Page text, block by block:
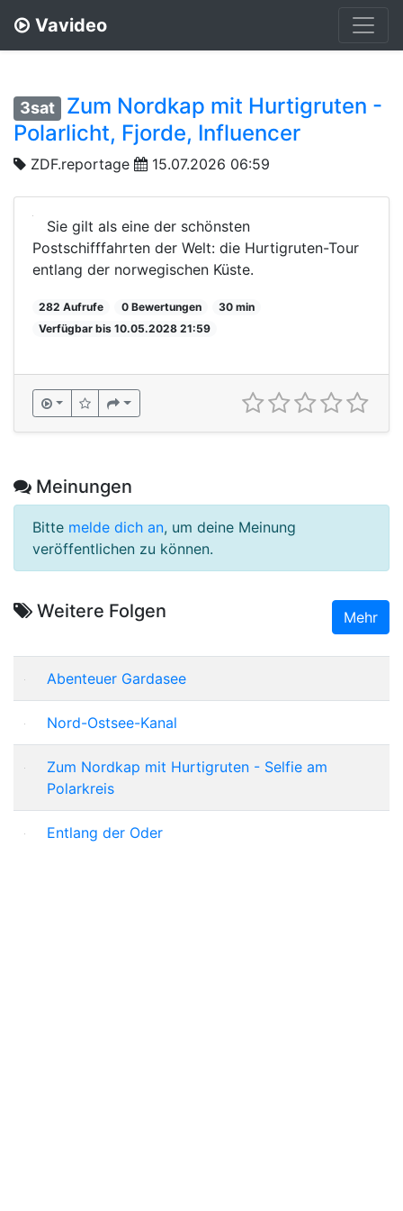
Vavideo
3sat
Zum Nordkap mit Hurtigruten -
Polarlicht, Fjorde, Influencer
ZDF.reportage 15.07.2026 06:59
Sie gilt als eine der schönsten
Postschifffahrten der Welt: die Hurtigruten-Tour
entlang der norwegischen Küste.
282 Aufrufe 0 Bewertungen
30 min
Verfügbar bis 10.05.2028 21:59
Meinungen
Bitte melde dich an, um deine Meinung
veröffentlichen zu können.
Weitere Folgen Mehr
Abenteuer Gardasee
Nord-Ostsee-Kanal
Zum Nordkap mit Hurtigruten - Selfie am
Polarkreis
Entlang der Oder